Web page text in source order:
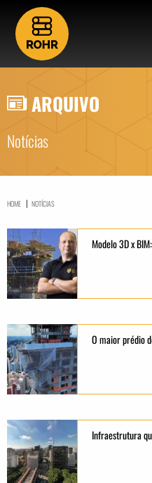
ARQUIVO
Notícias
HOME | NOTÍCIAS
Modelo 3D x
O maior prédio
Infraestrutura